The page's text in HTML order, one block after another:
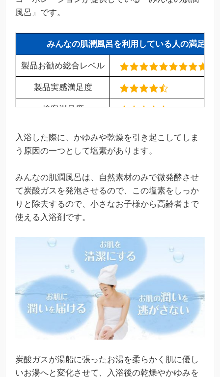
風呂』です。
みんなの肌潤風呂を利用している人の満足度
製品お勧め総合レベル
製品実感満足度
接客満足度
入浴した際に、かゆみや乾燥を引き起こしてしま
う原因の一つとして塩素があります。
みんなの肌潤風呂は、自然素材のみで微発酵させ
て炭酸ガスを発泡させるので、この塩素をしっか
りと除去するので、小さなお子様から高齢者まで
使える入浴剤です。
炭酸ガスが湯船に張ったお湯を柔らかく肌に優し
いお湯へと変化させて、入浴後の乾燥やかゆみを